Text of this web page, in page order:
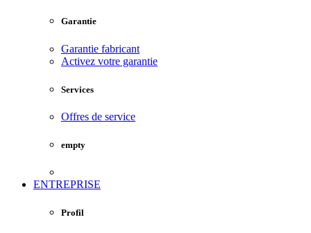
Garantie
Garantie fabricant
Activez votre garantie
Services
Offres de service
empty
ENTREPRISE
Profil